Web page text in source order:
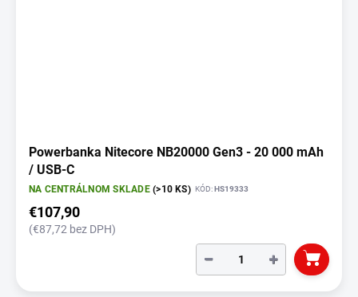
Powerbanka Nitecore NB20000 Gen3 - 20 000 mAh
/ USB-C
NA CENTRÁLNOM SKLADE(>10 KS) KÓD:HS19333
€107,90
(€87,72 bez DPH)
+
−